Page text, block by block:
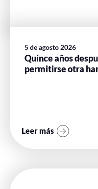
5 de agosto 2026
Quince años
permitirse otra
Leer más